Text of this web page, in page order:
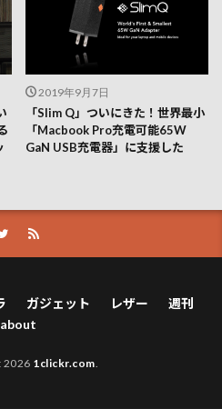
2019年9月7日
「Slim Q」ついにきた！世界最小
「Macbook Pro充電可能65W
GaN USB充電器」に支援した
ガジェット レザー
週刊
about
2026 1clickr.com.